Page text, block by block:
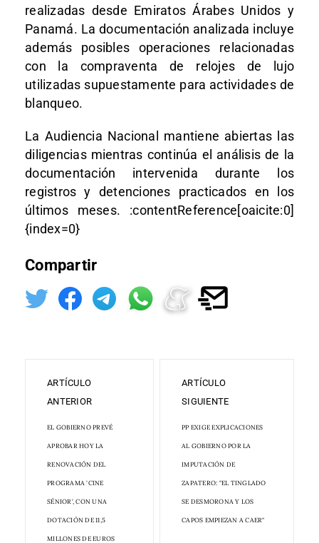
realizadas desde Emiratos Árabes Unidos y
Panamá. La documentación analizada incluye
además posibles operaciones relacionadas
con la compraventa de relojes de lujo
utilizadas supuestamente para actividades de
blanqueo.
La Audiencia Nacional mantiene abiertas las
diligencias mientras continúa el análisis de la
documentación intervenida durante los
registros y detenciones practicados en los
últimos meses. :contentReference[oaicite:0]
{index=0}
Compartir
ARTÍCULO
ANTERIOR
EL GOBIERNO PREVÉ
APROBAR HOY LA
RENOVACIÓN DEL
PROGRAMA 'CINE
SÉNIOR', CON UNA
DOTACIÓN DE 11,5
MILLONES DE EUROS
ARTÍCULO
SIGUIENTE
PP EXIGE EXPLICACIONES
AL GOBIERNO POR LA
IMPUTACIÓN DE
ZAPATERO: "EL TINGLADO
SE DESMORONA Y LOS
CAPOS EMPIEZAN A CAER"